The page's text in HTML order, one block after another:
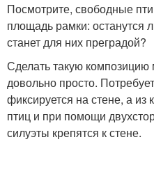
Посмотрите, свободные
площадь рамки: останутся
станет для них преградой?
Сделать такую
довольно просто.
фиксируется на стене, а из
птиц и при помощи
силуэты крепятся к стене.